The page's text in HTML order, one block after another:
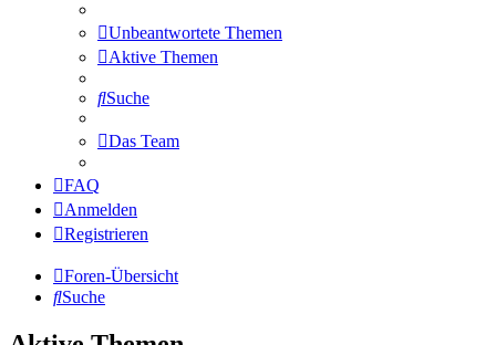
Unbeantwortete Themen
Aktive Themen
Suche
Das Team
FAQ
Anmelden
Registrieren
Foren-Übersicht
Suche